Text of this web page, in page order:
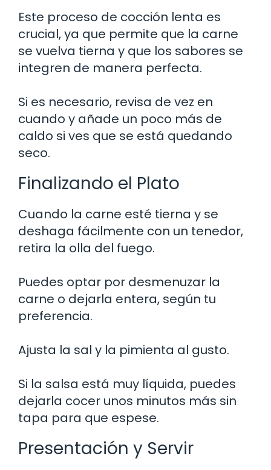
Este proceso de cocción lenta es
crucial, ya que permite que la carne
se vuelva tierna y que los sabores se
integren de manera perfecta.
Si es necesario, revisa de vez en
cuando y añade un poco más de
caldo si ves que se está quedando
seco.
Finalizando el Plato
Cuando la carne esté tierna y se
deshaga fácilmente con un tenedor,
retira la olla del fuego.
Puedes optar por desmenuzar la
carne o dejarla entera, según tu
preferencia.
Ajusta la sal y la pimienta al gusto.
Si la salsa está muy líquida, puedes
dejarla cocer unos minutos más sin
tapa para que espese.
Presentación y Servir